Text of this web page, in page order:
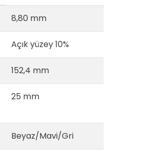
8,80 mm
Açık yüzey 10%
152,4 mm
25 mm
Beyaz/Mavi/Gri